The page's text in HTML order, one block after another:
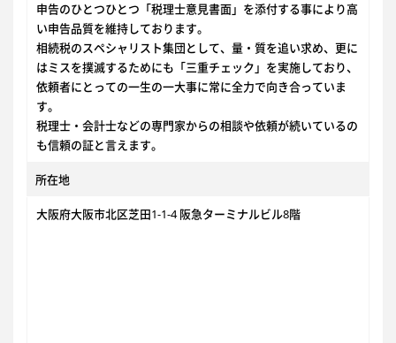
申告のひとつひとつ「税理士意見書面」を添付する事により高
い申告品質を維持しております。
相続税のスペシャリスト集団として、量・質を追い求め、更に
はミスを撲滅するためにも「三重チェック」を実施しており、
依頼者にとっての一生の一大事に常に全力で向き合っていま
す。
税理士・会計士などの専門家からの相談や依頼が続いているの
も信頼の証と言えます。
所在地
大阪府大阪市北区芝田1-1-4 阪急ターミナルビル8階